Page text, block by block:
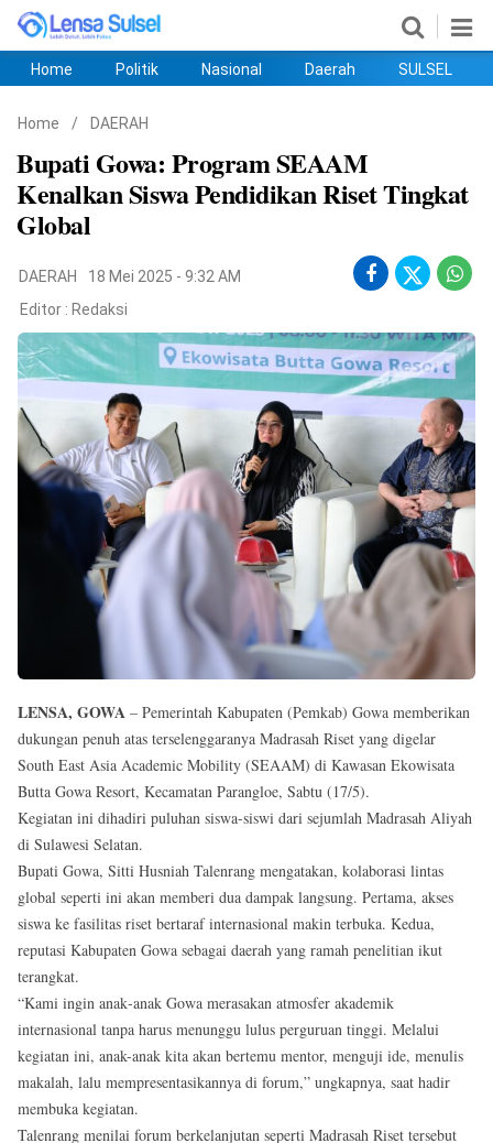
2026
lensasulsel.com
All
Right
Reserved
Home Politik Nasional Daerah SULSEL
Home / DAERAH
Bupati Gowa: Program SEAAM
Kenalkan Siswa Pendidikan Riset Tingkat
Global
DAERAH
18 Mei 2025 - 9:32 AM
Editor : Redaksi
LENSA, GOWA – Pemerintah Kabupaten (Pemkab) Gowa memberikan
dukungan penuh atas terselenggaranya Madrasah Riset yang digelar
South East Asia Academic Mobility (SEAAM) di Kawasan Ekowisata
Butta Gowa Resort, Kecamatan Parangloe, Sabtu (17/5).
Kegiatan ini dihadiri puluhan siswa-siswi dari sejumlah Madrasah Aliyah
di Sulawesi Selatan.
Bupati Gowa, Sitti Husniah Talenrang mengatakan, kolaborasi lintas
global seperti ini akan memberi dua dampak langsung. Pertama, akses
siswa ke fasilitas riset bertaraf internasional makin terbuka. Kedua,
reputasi Kabupaten Gowa sebagai daerah yang ramah penelitian ikut
terangkat.
“Kami ingin anak‑anak Gowa merasakan atmosfer akademik
internasional tanpa harus menunggu lulus perguruan tinggi. Melalui
kegiatan ini, anak-anak kita akan bertemu mentor, menguji ide, menulis
makalah, lalu mempresentasikannya di forum,” ungkapnya, saat hadir
membuka kegiatan.
Talenrang menilai forum berkelanjutan seperti Madrasah Riset tersebut